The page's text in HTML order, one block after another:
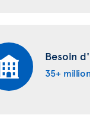
Besoin
35+